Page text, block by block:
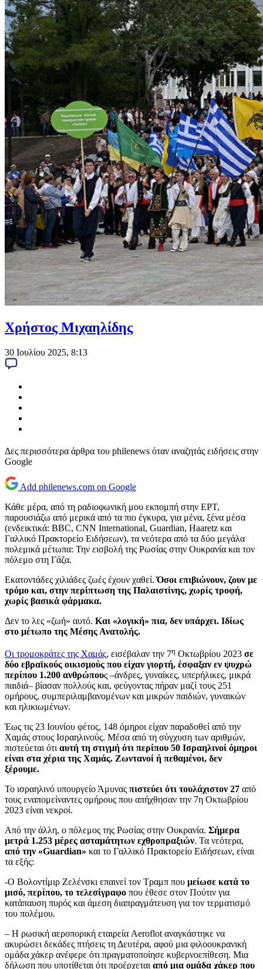
Χρήστος Μιχαηλίδης
30 Ιουλίου 2025, 8:13
Δες περισσότερα άρθρα του philenews όταν αναζητάς ειδήσεις στην
Google
Add philenews.com on Google
Κάθε μέρα, από τη ραδιοφωνική μου εκπομπή στην ΕΡΤ,
παρουσιάζω από μερικά από τα πιο έγκυρα, για μένα, ξένα μέσα
(ενδεικτικά: BBC, CNN International, Guardian, Haaretz και
Γαλλικό Πρακτορείο Ειδήσεων), τα νεότερα από τα δύο μεγάλα
πολεμικά μέτωπα: Την εισβολή της Ρωσίας στην Ουκρανία και τον
πόλεμο στη Γάζα.
Εκατοντάδες χιλιάδες ζωές έχουν χαθεί.Όσοι επιβιώνουν, ζουν με
τρόμο και, στην περίπτωση της Παλαιστίνης, χωρίς τροφή,
χωρίς βασικά φάρμακα.
Δεν το λες «ζωή» αυτό. Και «λογική» πια, δεν υπάρχει. Ιδίως
στο μέτωπο της Μέσης Ανατολής.
Οι τρομοκράτες της Χαμάς, εισέβαλαν την 7η Οκτωβρίου 2023 σε
δύο εβραϊκούς οικισμούς που είχαν γιορτή, έσφαξαν εν ψυχρώ
περίπου 1.200 ανθρώπους –άνδρες, γυναίκες, υπερήλικες, μικρά
παιδιά– βίασαν πολλούς και, φεύγοντας πήραν μαζί τους 251
ομήρους, συμπεριλαμβανομένων και μικρών παιδιών, γυναικών
και ηλικιωμένων.
Έως τις 23 Ιουνίου φέτος, 148 όμηροι είχαν παραδοθεί από την
Χαμάς στους Ισραηλινούς. Μέσα από τη σύγχυση των αριθμών,
πιστεύεται ότι αυτή τη στιγμή ότι περίπου 50 Ισραηλινοί όμηροι
είναι στα χέρια της Χαμάς. Ζωντανοί ή πεθαμένοι, δεν
ξέρουμε.
Το ισραηλινό υπουργείο Άμυνας πιστεύει ότι τουλάχιστον 27 από
τους εναπομείναντες ομήρους που απήχθησαν την 7η Οκτωβρίου
2023 είναι νεκροί.
Από την άλλη, ο πόλεμος της Ρωσίας στην Ουκρανία. Σήμερα
μετρά 1.253 μέρες ασταμάτητων εχθροπραξιών. Τα νεότερα,
από την «Guardian» και το Γαλλικό Πρακτορείο Ειδήσεων, είναι
τα εξής:
-Ο Βολοντίμιρ Ζελένσκι επαινεί τον Τραμπ που μείωσε κατά το
μισό, περίπου, το τελεσίγραφο που έθεσε στον Πούτιν για
κατάπαυση πυρός και άμεση διαπραγμάτευση για τον τερματισμό
του πολέμου.
– Η ρωσική αεροπορική εταιρεία Aeroflot αναγκάστηκε να
ακυρώσει δεκάδες πτήσεις τη Δευτέρα, αφού μια φιλοουκρανική
ομάδα χάκερ ανέφερε ότι πραγματοποίησε κυβερνοεπίθεση. Μια
δήλωση που υποτίθεται ότι προέρχεται από μια ομάδα χάκερ που